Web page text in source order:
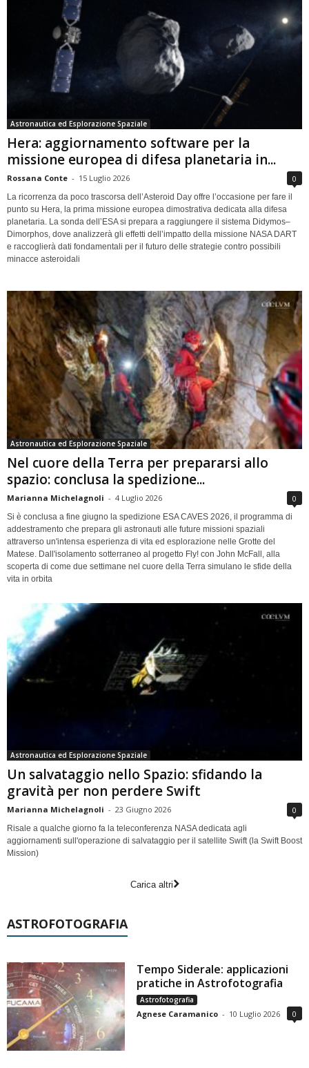
Astronautica ed Esplorazione Spaziale
Hera: aggiornamento software per la
missione europea di difesa planetaria in...
Rossana Conte - 15 Luglio 2026 0
La ricorrenza da poco trascorsa dell’Asteroid Day offre l’occasione per fare il
punto su Hera, la prima missione europea dimostrativa dedicata alla difesa
planetaria. La sonda dell’ESA si prepara a raggiungere il sistema Didymos–
Dimorphos, dove analizzerà gli effetti dell’impatto della missione NASA DART
e raccoglierà dati fondamentali per il futuro delle strategie contro possibili
minacce asteroidali
Astronautica ed Esplorazione Spaziale
Nel cuore della Terra per prepararsi allo
spazio: conclusa la spedizione...
Marianna Michelagnoli - 4 Luglio 2026 0
Si è conclusa a fine giugno la spedizione ESA CAVES 2026, il programma di
addestramento che prepara gli astronauti alle future missioni spaziali
attraverso un'intensa esperienza di vita ed esplorazione nelle Grotte del
Matese. Dall'isolamento sotterraneo al progetto Fly! con John McFall, alla
scoperta di come due settimane nel cuore della Terra simulano le sfide della
vita in orbita
Astronautica ed Esplorazione Spaziale
Un salvataggio nello Spazio: sfidando la
gravità per non perdere Swift
Marianna Michelagnoli - 23 Giugno 2026 0
Risale a qualche giorno fa la teleconferenza NASA dedicata agli
aggiornamenti sull'operazione di salvataggio per il satellite Swift (la Swift Boost
Mission)
Carica altri
ASTROFOTOGRAFIA
Tempo Siderale: applicazioni
pratiche in Astrofotografia
Astrofotografia
Agnese Caramanico - 10 Luglio 2026 0